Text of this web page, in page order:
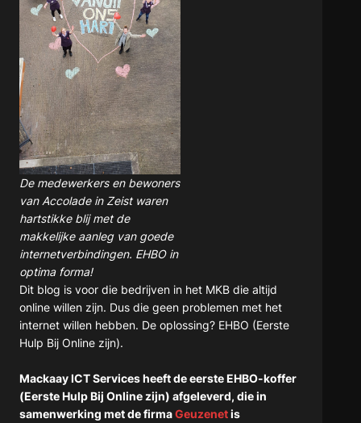
De medewerkers en bewoners
van Accolade in Zeist waren
hartstikke blij met de
makkelijke aanleg van goede
internetverbindingen. EHBO in
optima forma!
Dit blog is voor die bedrijven in het MKB die altijd
online willen zijn. Dus die geen problemen met het
internet willen hebben. De oplossing? EHBO (Eerste
Hulp Bij Online zijn).
Mackaay ICT Services heeft de eerste EHBO-koffer
(Eerste Hulp Bij Online zijn) afgeleverd, die in
samenwerking met de firmaGeuzenetis